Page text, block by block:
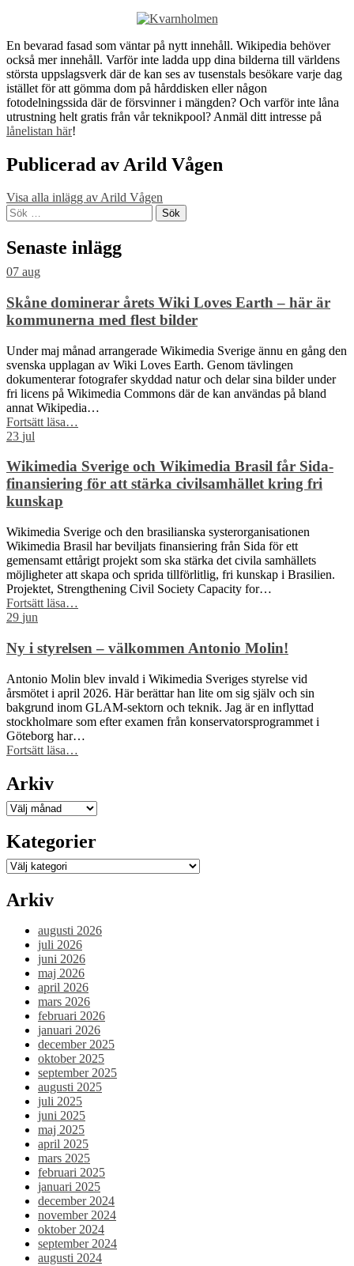
En bevarad fasad som väntar på nytt innehåll. Wikipedia behöver
också mer innehåll. Varför inte ladda upp dina bilderna till världens
största uppslagsverk där de kan ses av tusenstals besökare varje dag
istället för att gömma dom på hårddisken eller någon
fotodelningssida där de försvinner i mängden? Och varför inte låna
utrustning helt gratis från vår teknikpool? Anmäl ditt intresse på
lånelistan här!
Publicerad av Arild Vågen
Visa alla inlägg av Arild Vågen
Skip
back
to
main
navigation
Sök
efter:
Senaste inlägg
07 aug
Skåne dominerar årets Wiki Loves Earth – här är
kommunerna med flest bilder
Under maj månad arrangerade Wikimedia Sverige ännu en gång den
svenska upplagan av Wiki Loves Earth. Genom tävlingen
dokumenterar fotografer skyddad natur och delar sina bilder under
fri licens på Wikimedia Commons där de kan användas på bland
annat Wikipedia…
Fortsätt läsa
Wiki
Loves
Earth
är
kommunerna
med
flest
bilder”
…
23 jul
Wikimedia Sverige och Wikimedia Brasil får Sida-
finansiering för att stärka civilsamhället kring fri
kunskap
Wikimedia Sverige och den brasilianska systerorganisationen
Wikimedia Brasil har beviljats finansiering från Sida för ett
gemensamt ettårigt projekt som ska stärka det civila samhällets
möjligheter att skapa och sprida tillförlitlig, fri kunskap i Brasilien.
Projektet, Strengthening Civil Society Capacity for…
Fortsätt läsa
Wikimedia
Brasil
får
Sida-
finansiering
för
att
stärka
civilsamhället
kunskap”
…
29 jun
Ny i styrelsen – välkommen Antonio Molin!
Antonio Molin blev invald i Wikimedia Sveriges styrelse vid
årsmötet i april 2026. Här berättar han lite om sig själv och sin
bakgrund inom GLAM-sektorn och teknik. Jag är en inflyttad
stockholmare som efter examen från konservatorsprogrammet i
Göteborg har…
Fortsätt läsa
välkommen
Antonio
Molin!”
…
Arkiv
Arkiv
Kategorier
Kategorier
Arkiv
augusti 2026
juli 2026
juni 2026
maj 2026
april 2026
mars 2026
februari 2026
januari 2026
december 2025
oktober 2025
september 2025
augusti 2025
juli 2025
juni 2025
maj 2025
april 2025
mars 2025
februari 2025
januari 2025
december 2024
november 2024
oktober 2024
september 2024
augusti 2024